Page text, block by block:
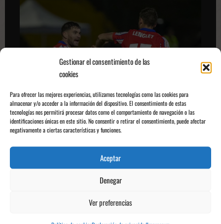
Gestionar el consentimiento de las
cookies
Para ofrecer las mejores experiencias, utilizamos tecnologías como las cookies para
almacenar y/o acceder a la información del dispositivo. El consentimiento de estas
tecnologías nos permitirá procesar datos como el comportamiento de navegación o las
identificaciones únicas en este sitio. No consentir o retirar el consentimiento, puede afectar
negativamente a ciertas características y funciones.
Aceptar
Denegar
Ver preferencias
Fuente: Mundo Deportivo
Hugo Gonzalo Jiménez, @hugoonzalo
Os informa @encortoyaltoke
v
Anterior:
El Leganés da la sorpresa en Montjuic